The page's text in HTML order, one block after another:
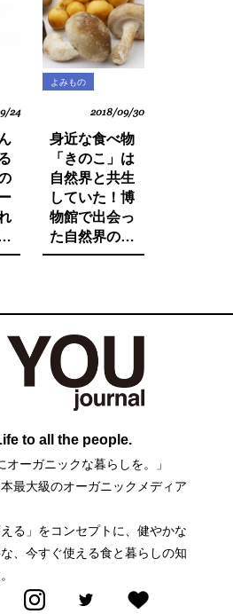
24
よみもの
2018/09/30
身近な食べ物
「きのこ」は
自然界と共生
していた！博
物館で出会っ
た自然界の法
則と栄養価が
to all the people.
ーガニックな暮らしを。」
最大級のオーガニックメディア
る」をコンセプトに、健やかな
、今すぐ使える食と暮らしの知